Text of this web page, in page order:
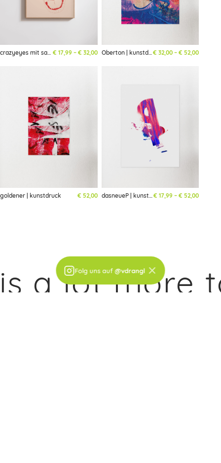
crazyeyes mit sahne | kunstdruck € 17,99 – € 32,00Preisspanne: € 17,99 bis € 32,00
Oberton | kunstdruck € 32,00 –€ 52,00
goldener | kunstdruck € 52,00 dasneueP | kunstdruck € 17,99 –€ 52,00
lot more
Folg uns auf@vdrangl ×